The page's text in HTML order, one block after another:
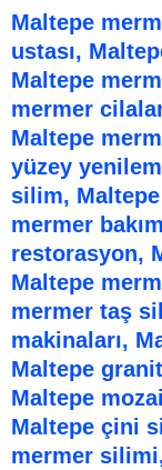
Maltepe
ustası,
Maltepe
mermer
Maltepe
yüzey
silim,
mermer
restorasyon,
Maltepe
mermer taş
makinaları,
Maltepe
Maltepe
Maltepe çini
mermer